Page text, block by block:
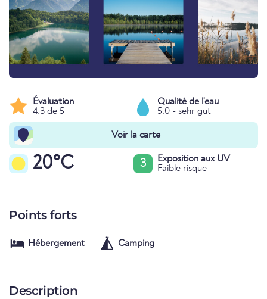
Évaluation
4.3 de 5
Qualité de l'eau
5.0 - sehr gut
Voir la carte
20°C 3
Exposition aux UV
Faible risque
Points forts
Hébergement Camping
Description